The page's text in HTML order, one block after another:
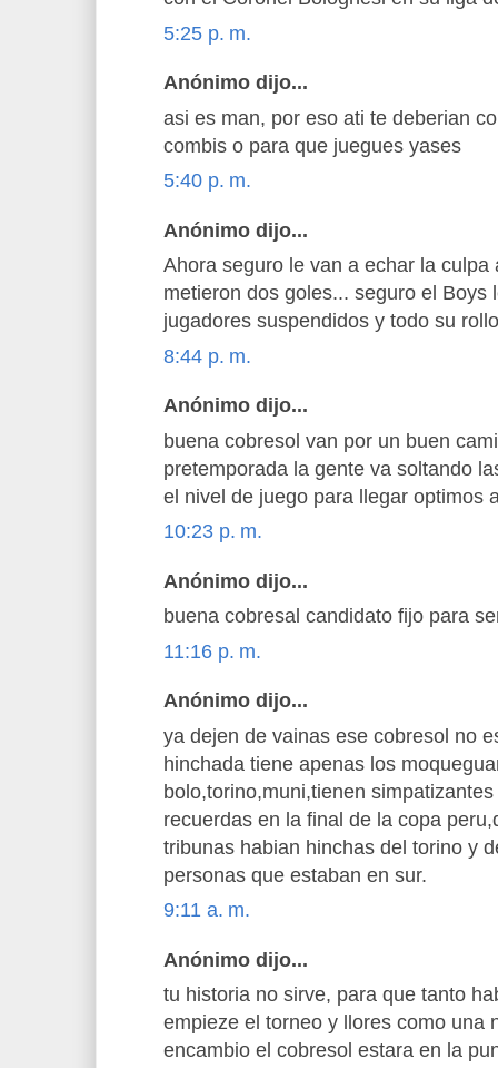
5:25 p. m.
Anónimo dijo...
asi es man, por eso ati te deberian
combis o para que juegues yases
5:40 p. m.
Anónimo dijo...
Ahora seguro le van a echar la culpa
metieron dos goles... seguro el Boys
jugadores suspendidos y todo su
8:44 p. m.
Anónimo dijo...
buena cobresol van por un buen
pretemporada la gente va soltando
el nivel de juego para llegar optimos
10:23 p. m.
Anónimo dijo...
buena cobresal candidato fijo para
11:16 p. m.
Anónimo dijo...
ya dejen de vainas ese cobresol no
hinchada tiene apenas los
bolo,torino,muni,tienen
recuerdas en la final de la copa
tribunas habian hinchas del torino y
personas que estaban en sur.
9:11 a. m.
Anónimo dijo...
tu historia no sirve, para que tanto
empieze el torneo y llores como una
encambio el cobresol estara en la